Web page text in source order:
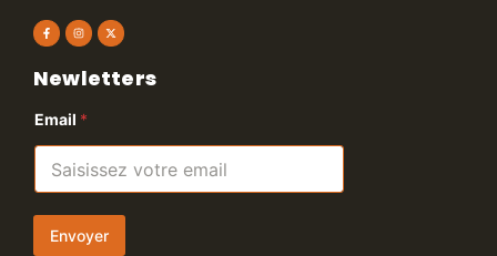
Newletters
Email *
Envoyer